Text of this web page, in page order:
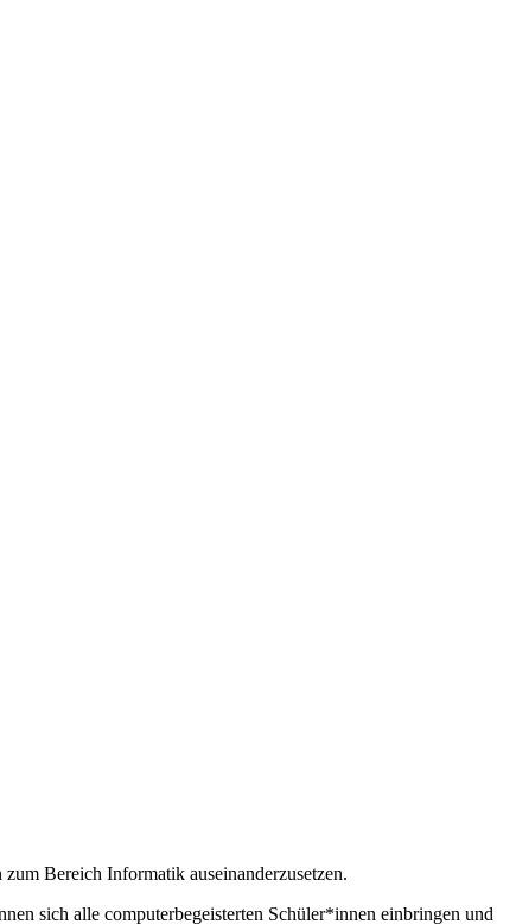
Bereich Informatik auseinanderzusetzen.
sich alle computerbegeisterten Schüler*innen einbringen und